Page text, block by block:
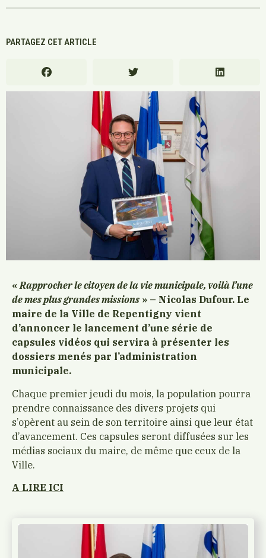
PARTAGEZ CET ARTICLE
« Rapprocher le citoyen de la vie municipale, voilà l’une
de mes plus grandes missions » – Nicolas Dufour. Le
maire de la Ville de Repentigny vient
d’annoncer le lancement d’une série de
capsules vidéos qui servira à présenter les
dossiers menés par l’administration
municipale.
Chaque premier jeudi du mois, la population pourra
prendre connaissance des divers projets qui
s’opèrent au sein de son territoire ainsi que leur état
d’avancement. Ces capsules seront diffusées sur les
médias sociaux du maire, de même que ceux de la
Ville.
A LIRE ICI